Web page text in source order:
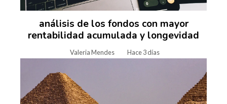
análisis de los fondos con mayor
rentabilidad acumulada y longevidad
Valeria Mendes Hace 3 días